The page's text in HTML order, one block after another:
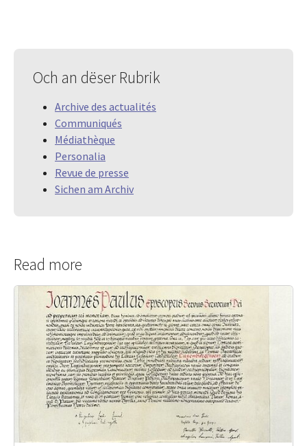
Och an dëser Rubrik
Archive des actualités
Communiqués
Médiathèque
Personalia
Revue de presse
Sichen am Archiv
Read more